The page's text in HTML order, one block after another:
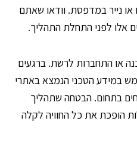
או נייר במדפסת. וודאו שאתם
אלו לפני התחלת התהליך.
או התחברות לרשת. ברגעים
במידע הטכני הנמצא באתרי
בתחום. הבטחה שתהליך
את כל החוויה לקלה